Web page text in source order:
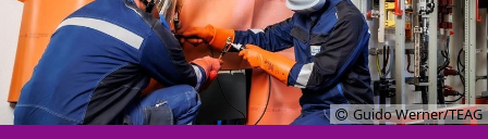
Guido Werner/TEAG